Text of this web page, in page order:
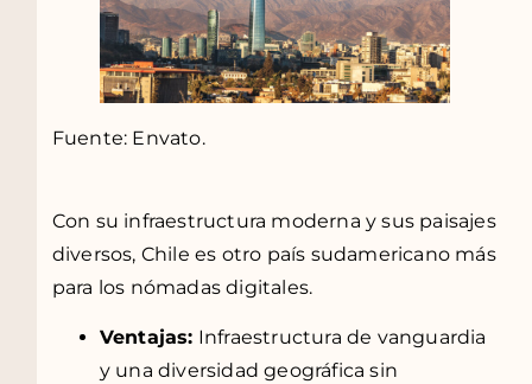
Fuente: Envato.
Con su infraestructura moderna y sus paisajes
diversos, Chile es otro país sudamericano más
para los nómadas digitales.
Ventajas: Infraestructura de vanguardia
y una diversidad geográfica sin